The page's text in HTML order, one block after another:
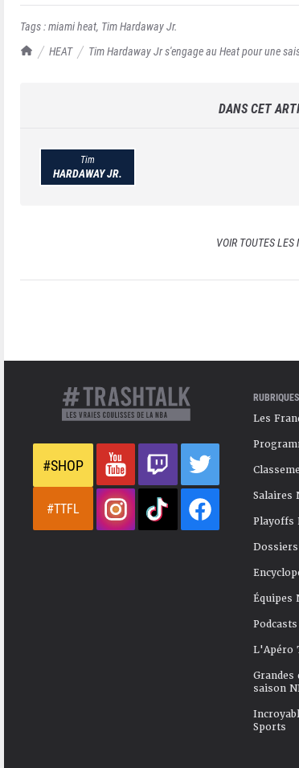
TrashTalk Actu NBA
HEAT Tim Hardaway Jr s'engage au Heat pour une
Tags :miami heat, Tim Hardaway Jr.
DANS CET
Tim
HARDAWAY JR.
VOIR TOUTES LES
#SHOP
#TTFL
Les
Salaires
Playoffs
Équipes
L'Apéro
Grandes
saison
Sports